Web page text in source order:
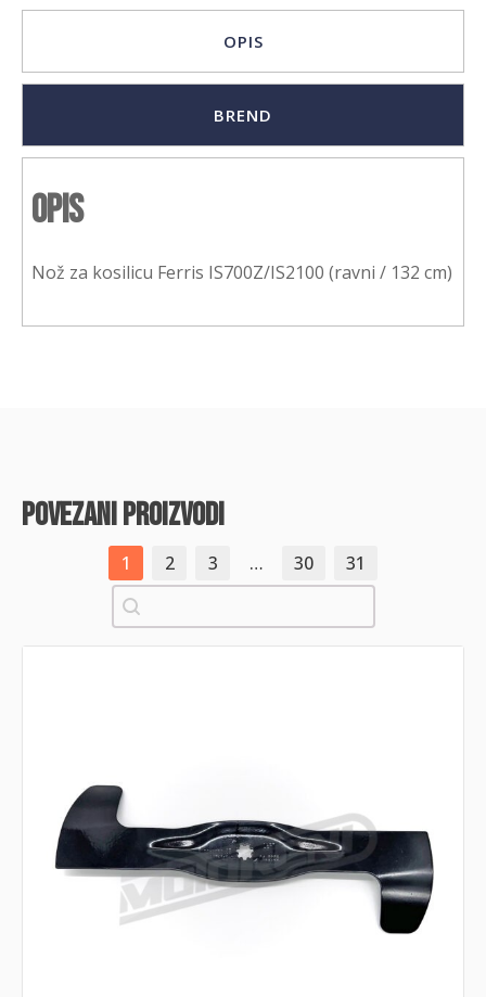
OPIS
BREND
Opis
Nož za kosilicu Ferris IS700Z/IS2100 (ravni / 132 cm)
povezani proizvodi
1 2 3 … 30
31
Pretraži